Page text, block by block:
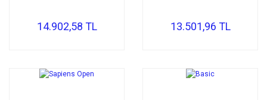
14.902,58 TL 13.501,96 TL